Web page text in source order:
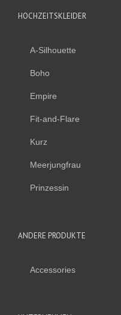
HOCHZEITSKLEIDER
A-Silhouette
Boho
Empire
Fit-and-Flare
Kurz
Meerjungfrau
Prinzessin
ANDERE PRODUKTE
Accessories